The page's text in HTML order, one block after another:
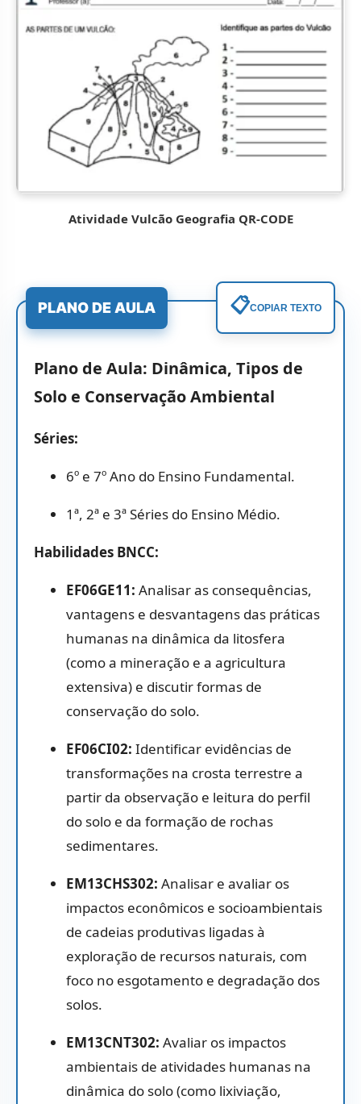
Atividade Vulcão Geografia QR-CODE
PLANO DE AULA 📋COPIAR TEXTO
Plano de Aula: Dinâmica, Tipos de
Solo e Conservação Ambiental
Séries:
6º e 7º Ano do Ensino Fundamental.
1ª, 2ª e 3ª Séries do Ensino Médio.
Habilidades BNCC:
EF06GE11: Analisar as consequências,
vantagens e desvantagens das práticas
humanas na dinâmica da litosfera
(como a mineração e a agricultura
extensiva) e discutir formas de
conservação do solo.
EF06CI02: Identificar evidências de
transformações na crosta terrestre a
partir da observação e leitura do perfil
do solo e da formação de rochas
sedimentares.
EM13CHS302: Analisar e avaliar os
impactos econômicos e socioambientais
de cadeias produtivas ligadas à
exploração de recursos naturais, com
foco no esgotamento e degradação dos
solos.
EM13CNT302: Avaliar os impactos
ambientais de atividades humanas na
dinâmica do solo (como lixiviação,